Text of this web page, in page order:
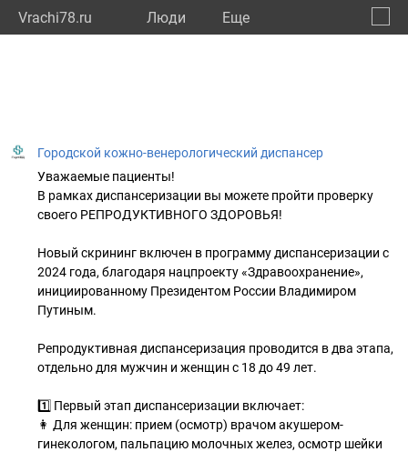
Vrachi78.ru Люди Eще
Городской кожно-венерологический диспансер
Уважаемые пациенты!
В рамках диспансеризации вы можете пройти проверку
своего РЕПРОДУКТИВНОГО ЗДОРОВЬЯ!
Новый скрининг включен в программу диспансеризации с
2024 года, благодаря нацпроекту «Здравоохранение»,
инициированному Президентом России Владимиром
Путиным.
Репродуктивная диспансеризация проводится в два этапа,
отдельно для мужчин и женщин с 18 до 49 лет.
1️⃣ Первый этап диспансеризации включает:
👩 Для женщин: прием (осмотр) врачом акушером-
гинекологом, пальпацию молочных желез, осмотр шейки